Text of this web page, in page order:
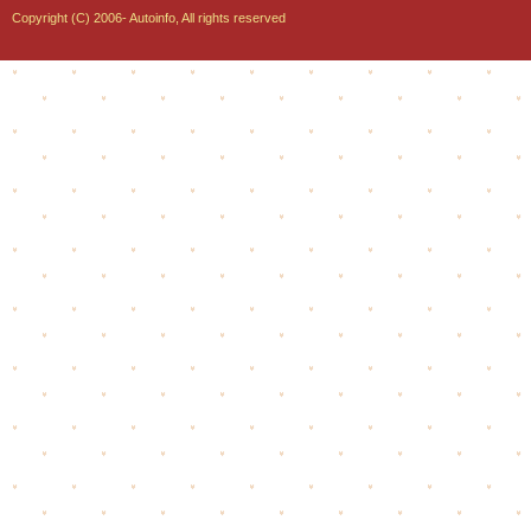
Copyright (C) 2006- Autoinfo, All rights reserved